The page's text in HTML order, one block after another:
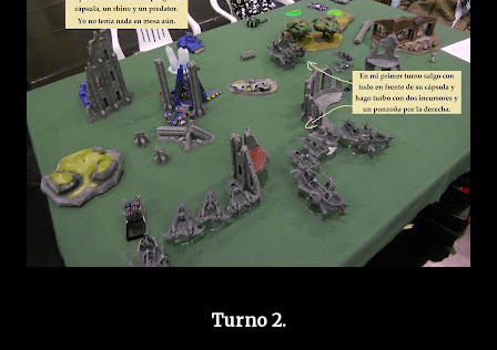
Turno 2.